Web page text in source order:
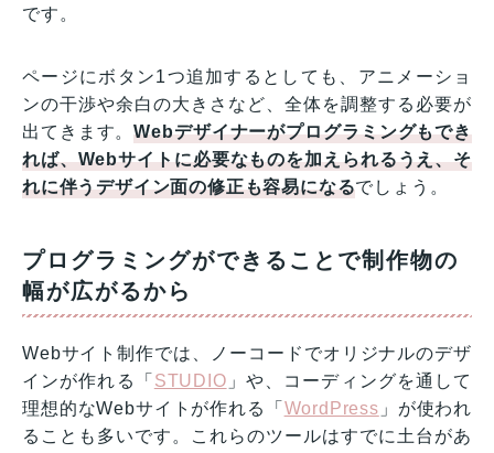
です。
ページにボタン1つ追加するとしても、アニメーショ
ンの干渉や余白の大きさなど、全体を調整する必要が
出てきます。Webデザイナーがプログラミングもでき
れば、Webサイトに必要なものを加えられるうえ、そ
れに伴うデザイン面の修正も容易になるでしょう。
プログラミングができることで制作物の
幅が広がるから
Webサイト制作では、ノーコードでオリジナルのデザ
インが作れる「 STUDIO 」や、コーディングを通して
理想的なWebサイトが作れる「 WordPress 」が使われ
ることも多いです。これらのツールはすでに土台があ